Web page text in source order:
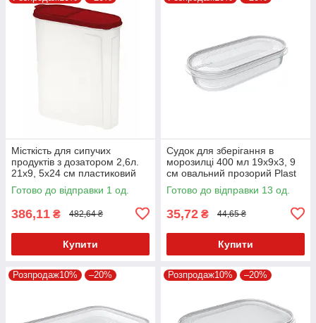
Місткість для сипучих
продуктів з дозатором 2,6л.
21х9, 5х24 см пластиковий
Готово до відправки 1 од.
386,11 ₴ 482,64 ₴
Купити
Судок для зберігання в
морозилці 400 мл 19х9х3, 9
см овальний прозорий Plast
Team Helsinki 1502.1
Готово до відправки 13 од.
35,72 ₴ 44,65 ₴
Купити
Розпродаж10% –20% Розпродаж10% –20%